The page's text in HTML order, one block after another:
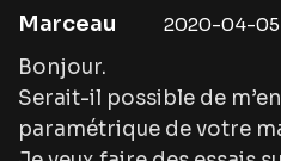
Marceau 2020-04-05
Bonjour.
Serait-il possible de
paramétrique de votre